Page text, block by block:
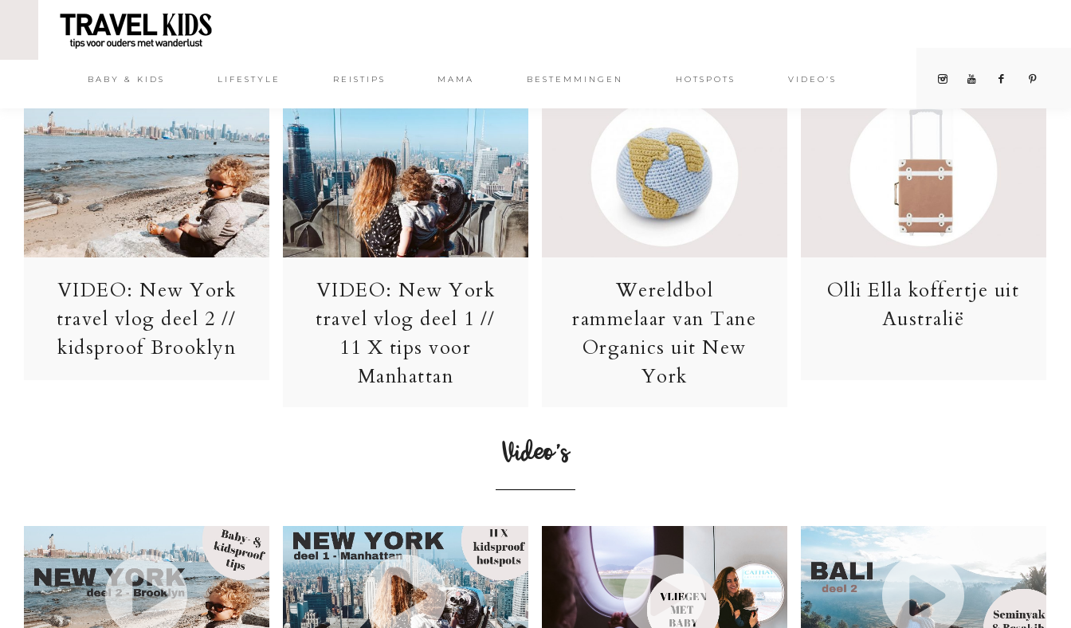
BABY & KIDS LIFESTYLE REISTIPS MAMA BESTEMMINGEN HOTSPOTS VIDEO’S
VIDEO: New York
travel vlog deel 2 //
kidsproof Brooklyn
VIDEO: New York
travel vlog deel 1 //
11 X tips voor
Manhattan
Wereldbol
rammelaar van Tane
Organics uit New
York
Olli Ella koffertje uit
Australië
Video’s